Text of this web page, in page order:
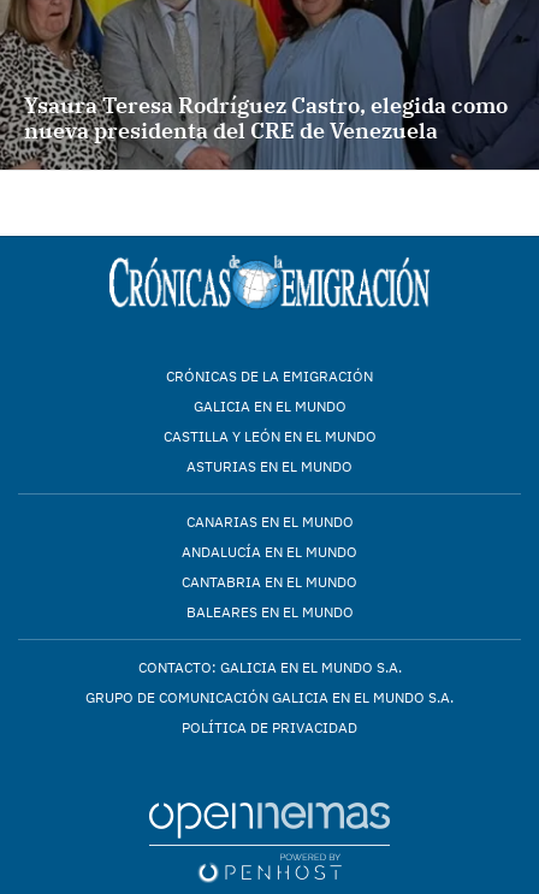
Ysaura Teresa Rodríguez Castro, elegida como
nueva presidenta del CRE de Venezuela
CRÓNICAS DE LA EMIGRACIÓN
GALICIA EN EL MUNDO
CASTILLA Y LEÓN EN EL MUNDO
ASTURIAS EN EL MUNDO
CANARIAS EN EL MUNDO
ANDALUCÍA EN EL MUNDO
CANTABRIA EN EL MUNDO
BALEARES EN EL MUNDO
CONTACTO: GALICIA EN EL MUNDO S.A.
GRUPO DE COMUNICACIÓN GALICIA EN EL MUNDO S.A.
POLÍTICA DE PRIVACIDAD